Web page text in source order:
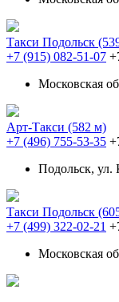
Такси Подольск
+7 (915) 082-51-07
Московская
Арт-Такси (582 м)
+7 (496) 755-53-35
Подольск, ул.
Такси Подольск
+7 (499) 322-02-21
Московская